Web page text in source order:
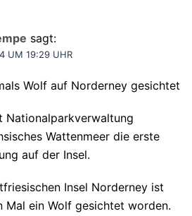
sagt:
UM 19:29 UHR
Wolf auf Norderney gesichtet
Nationalparkverwaltung
Wattenmeer die erste
auf der Insel.
Insel Norderney ist
Mal ein Wolf gesichtet worden.